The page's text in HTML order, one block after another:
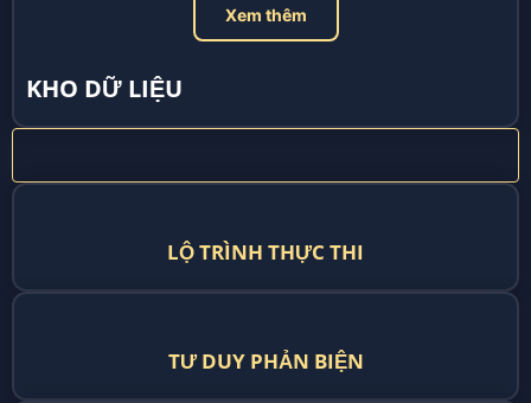
Xem thêm
KHO DỮ LIỆU
LỘ TRÌNH THỰC THI
TƯ DUY PHẢN BIỆN